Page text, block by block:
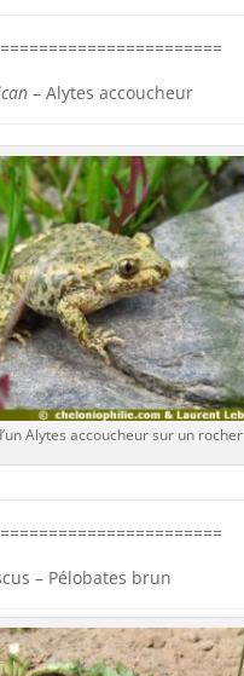
– Alytes accoucheur
Alytes accoucheur sur un rocher
– Pélobates brun